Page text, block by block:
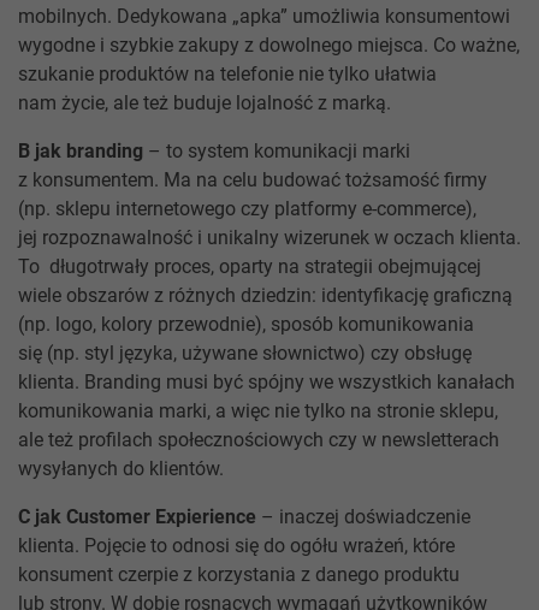
mobilnych. Dedykowana „apka” umożliwia konsumentowi
wygodne i szybkie zakupy z dowolnego miejsca. Co ważne,
szukanie produktów na telefonie nie tylko ułatwia
nam życie, ale też buduje lojalność z marką.
B jak branding – to system komunikacji marki
z konsumentem. Ma na celu budować tożsamość firmy
(np. sklepu internetowego czy platformy e-commerce),
jej rozpoznawalność i unikalny wizerunek w oczach klienta.
To długotrwały proces, oparty na strategii obejmującej
wiele obszarów z różnych dziedzin: identyfikację graficzną
(np. logo, kolory przewodnie), sposób komunikowania
się (np. styl języka, używane słownictwo) czy obsługę
klienta. Branding musi być spójny we wszystkich kanałach
komunikowania marki, a więc nie tylko na stronie sklepu,
ale też profilach społecznościowych czy w newsletterach
wysyłanych do klientów.
C jak Customer Expierience – inaczej doświadczenie
klienta. Pojęcie to odnosi się do ogółu wrażeń, które
konsument czerpie z korzystania z danego produktu
lub strony. W dobie rosnących wymagań użytkowników